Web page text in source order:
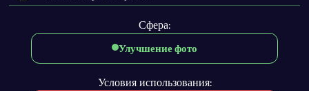
Сфера:
Улучшение фото
Условия использования: